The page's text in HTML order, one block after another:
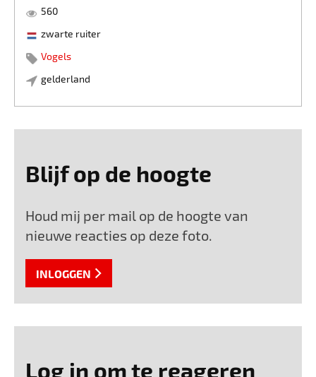
560
zwarte ruiter
Vogels
gelderland
Blijf op de hoogte
Houd mij per mail op de hoogte van
nieuwe reacties op deze foto.
INLOGGEN
Log in om te reageren